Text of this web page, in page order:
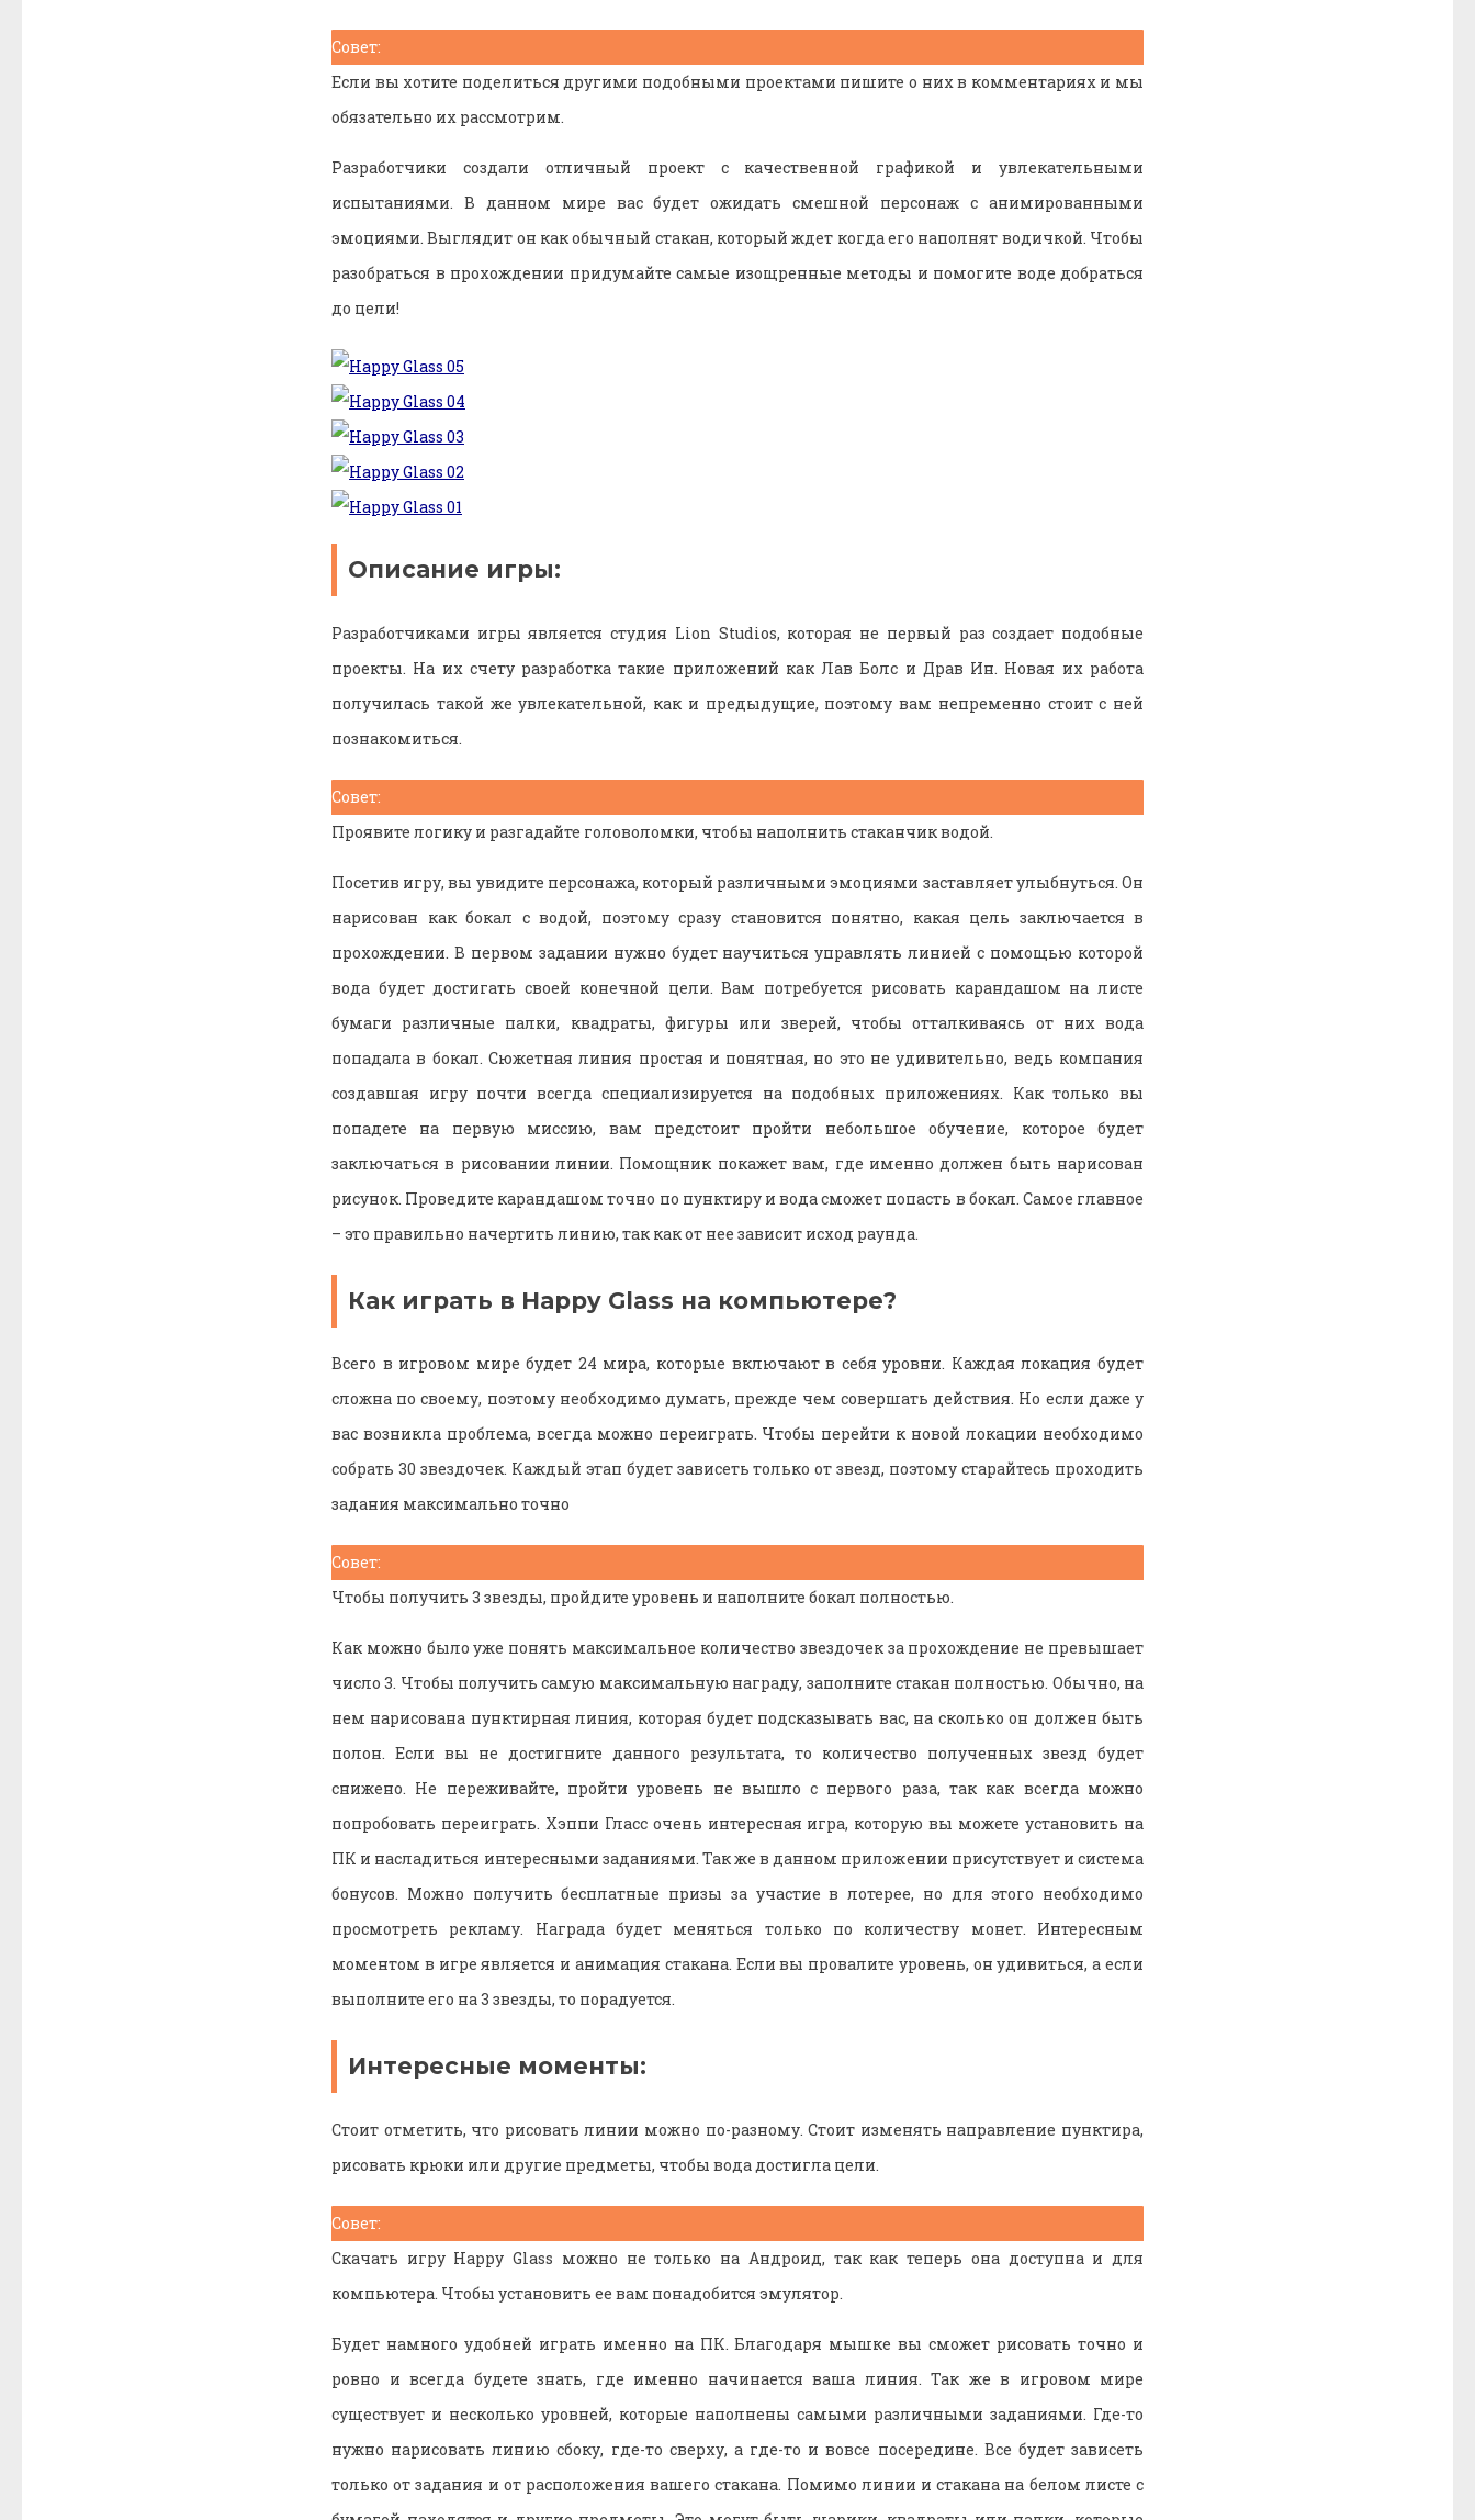
Совет:
Если вы хотите поделиться другими подобными проектами пишите о них в комментариях и мы
обязательно их рассмотрим.
Разработчики создали отличный проект с качественной графикой и увлекательными
испытаниями. В данном мире вас будет ожидать смешной персонаж с анимированными
эмоциями. Выглядит он как обычный стакан, который ждет когда его наполнят водичкой. Чтобы
разобраться в прохождении придумайте самые изощренные методы и помогите воде добраться
до цели!
Описание игры:
Разработчиками игры является студия Lion Studios, которая не первый раз создает подобные
проекты. На их счету разработка такие приложений как Лав Болс и Драв Ин. Новая их работа
получилась такой же увлекательной, как и предыдущие, поэтому вам непременно стоит с ней
познакомиться.
Совет:
Проявите логику и разгадайте головоломки, чтобы наполнить стаканчик водой.
Посетив игру, вы увидите персонажа, который различными эмоциями заставляет улыбнуться. Он
нарисован как бокал с водой, поэтому сразу становится понятно, какая цель заключается в
прохождении. В первом задании нужно будет научиться управлять линией с помощью которой
вода будет достигать своей конечной цели. Вам потребуется рисовать карандашом на листе
бумаги различные палки, квадраты, фигуры или зверей, чтобы отталкиваясь от них вода
попадала в бокал. Сюжетная линия простая и понятная, но это не удивительно, ведь компания
создавшая игру почти всегда специализируется на подобных приложениях. Как только вы
попадете на первую миссию, вам предстоит пройти небольшое обучение, которое будет
заключаться в рисовании линии. Помощник покажет вам, где именно должен быть нарисован
рисунок. Проведите карандашом точно по пунктиру и вода сможет попасть в бокал. Самое главное
– это правильно начертить линию, так как от нее зависит исход раунда.
Как играть в Happy Glass на компьютере?
Всего в игровом мире будет 24 мира, которые включают в себя уровни. Каждая локация будет
сложна по своему, поэтому необходимо думать, прежде чем совершать действия. Но если даже у
вас возникла проблема, всегда можно переиграть. Чтобы перейти к новой локации необходимо
собрать 30 звездочек. Каждый этап будет зависеть только от звезд, поэтому старайтесь проходить
задания максимально точно
Совет:
Чтобы получить 3 звезды, пройдите уровень и наполните бокал полностью.
Как можно было уже понять максимальное количество звездочек за прохождение не превышает
число 3. Чтобы получить самую максимальную награду, заполните стакан полностью. Обычно, на
нем нарисована пунктирная линия, которая будет подсказывать вас, на сколько он должен быть
полон. Если вы не достигните данного результата, то количество полученных звезд будет
снижено. Не переживайте, пройти уровень не вышло с первого раза, так как всегда можно
попробовать переиграть. Хэппи Гласс очень интересная игра, которую вы можете установить на
ПК и насладиться интересными заданиями. Так же в данном приложении присутствует и система
бонусов. Можно получить бесплатные призы за участие в лотерее, но для этого необходимо
просмотреть рекламу. Награда будет меняться только по количеству монет. Интересным
моментом в игре является и анимация стакана. Если вы провалите уровень, он удивиться, а если
выполните его на 3 звезды, то порадуется.
Интересные моменты:
Стоит отметить, что рисовать линии можно по-разному. Стоит изменять направление пунктира,
рисовать крюки или другие предметы, чтобы вода достигла цели.
Совет:
Скачать игру Happy Glass можно не только на Андроид, так как теперь она доступна и для
компьютера. Чтобы установить ее вам понадобится эмулятор.
Будет намного удобней играть именно на ПК. Благодаря мышке вы сможет рисовать точно и
ровно и всегда будете знать, где именно начинается ваша линия. Так же в игровом мире
существует и несколько уровней, которые наполнены самыми различными заданиями. Где-то
нужно нарисовать линию сбоку, где-то сверху, а где-то и вовсе посередине. Все будет зависеть
только от задания и от расположения вашего стакана. Помимо линии и стакана на белом листе с